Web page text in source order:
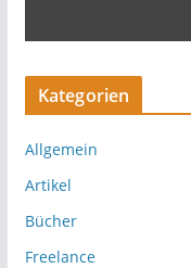
Kategorien
Allgemein
Artikel
Bücher
Freelance